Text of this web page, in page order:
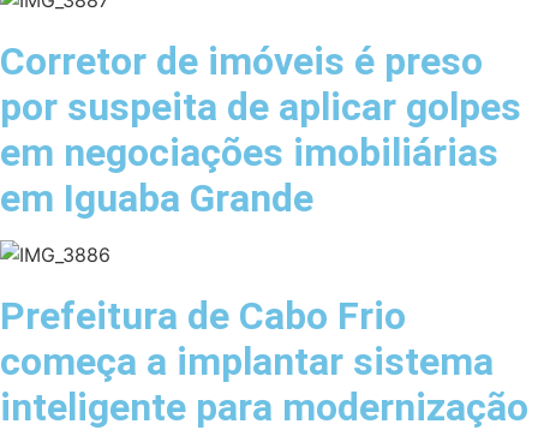
Corretor de imóveis é preso
por suspeita de aplicar golpes
em negociações imobiliárias
em Iguaba Grande
Prefeitura de Cabo Frio
começa a implantar sistema
inteligente para modernização